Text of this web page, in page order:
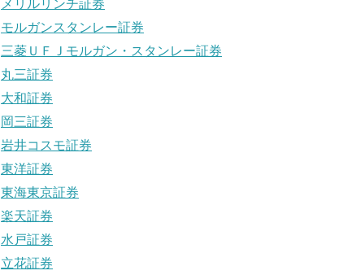
メリルリンチ証券
モルガンスタンレー証券
三菱ＵＦＪモルガン・スタンレー証券
丸三証券
大和証券
岡三証券
岩井コスモ証券
東洋証券
東海東京証券
楽天証券
水戸証券
立花証券